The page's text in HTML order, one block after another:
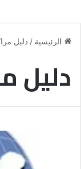
الرئيسية / دليل
دليل